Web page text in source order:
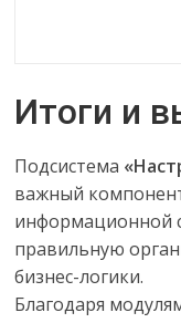
Итоги и
Подсистема
важный
информационной
правильную
бизнес-логики.
Благодаря